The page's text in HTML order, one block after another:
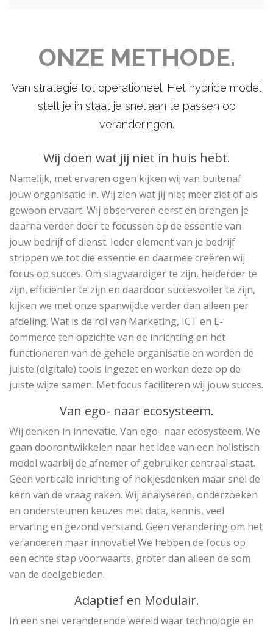
ONZE METHODE.
Van strategie tot operationeel. Het hybride model
stelt je in staat je snel aan te passen op
veranderingen.
Wij doen wat jij niet in huis hebt.
Namelijk, met ervaren ogen kijken wij van buitenaf
jouw organisatie in. Wij zien wat jij niet meer ziet of als
gewoon ervaart. Wij observeren eerst en brengen je
daarna verder door te focussen op de essentie van
jouw bedrijf of dienst. Ieder element van je bedrijf
strippen we tot die essentie en daarmee creëren wij
focus op succes. Om slagvaardiger te zijn, helderder te
zijn, efficiënter te zijn en daardoor succesvoller te zijn,
kijken we met onze spanwijdte verder dan alleen per
afdeling. Wat is de rol van Marketing, ICT en E-
commerce ten opzichte van de inrichting en het
functioneren van de gehele organisatie en worden de
juiste (digitale) tools ingezet en werken deze op de
juiste wijze samen. Met focus faciliteren wij jouw succes.
Van ego- naar ecosysteem.
Wij denken in innovatie. Van ego- naar ecosysteem. We
gaan doorontwikkelen naar het idee van een holistisch
model waarbij de afnemer of gebruiker centraal staat.
Geen verticale inrichting of hokjesdenken maar snel de
kern van de vraag raken. Wij analyseren, onderzoeken
en ondersteunen keuzes met data, kennis, veel
ervaring en gezond verstand. Geen verandering om het
veranderen maar innovatie! We hebben de focus op
een echte stap voorwaarts, groter dan alleen de som
van de deelgebieden.
Adaptief en Modulair.
In een snel veranderende wereld waar technologie en